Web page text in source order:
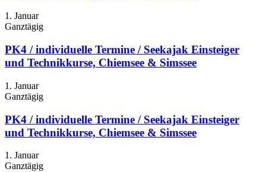
1. Januar
Ganztägig
PK4 / individuelle Termine / Seekajak Einsteiger
und Technikkurse, Chiemsee & Simssee
1. Januar
Ganztägig
PK4 / individuelle Termine / Seekajak Einsteiger
und Technikkurse, Chiemsee & Simssee
1. Januar
Ganztägig